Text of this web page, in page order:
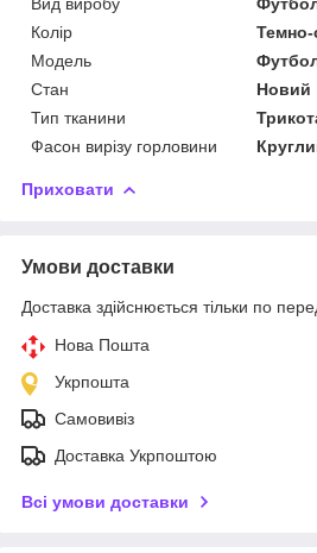
Колір
Темно-
Модель
Стан
Новий
Тип тканини
Фасон вирізу горловини
Приховати
Умови доставки
Доставка здійснюється тільки по
Нова Пошта
Укрпошта
Самовивіз
Доставка Укрпоштою
Всі умови доставки